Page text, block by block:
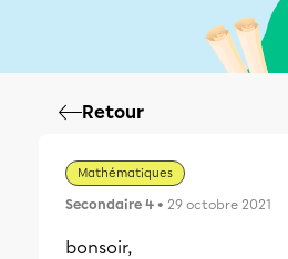
Retour
Mathématiques
Secondaire 4 • 29 octobre 2021
bonsoir,